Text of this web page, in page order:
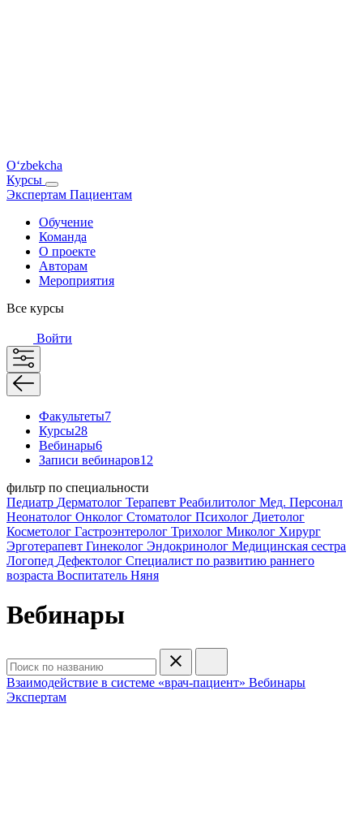
O‘zbekcha
Курсы
Экспертам Пациентам
Обучение
Команда
О проекте
Авторам
Мероприятия
Все курсы
Войти
Факультеты7
Курсы28
Вебинары6
Записи вебинаров12
фильтр по специальности
Педиатр Дерматолог Терапевт Реабилитолог Мед. Персонал
Неонатолог Онколог Стоматолог Психолог Диетолог
Косметолог Гастроэнтеролог Трихолог Миколог Хирург
Эрготерапевт Гинеколог Эндокринолог Медицинская сестра
Логопед Дефектолог Специалист по развитию раннего
возраста Воспитатель Няня
Вебинары
Взаимодействие в системе «врач-пациент» Вебинары
Экспертам